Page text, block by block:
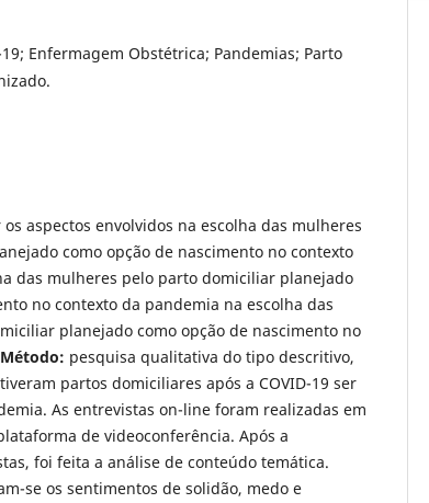
19; Enfermagem Obstétrica; Pandemias; Parto
aspectos envolvidos na escolha das mulheres
como opção de nascimento no contexto
das mulheres pelo parto domiciliar planejado
no contexto da pandemia na escolha das
planejado como opção de nascimento no
Método: pesquisa qualitativa do tipo descritivo,
partos domiciliares após a COVID-19 ser
As entrevistas on-line foram realizadas em
de videoconferência. Após a
foi feita a análise de conteúdo temática.
se os sentimentos de solidão, medo e